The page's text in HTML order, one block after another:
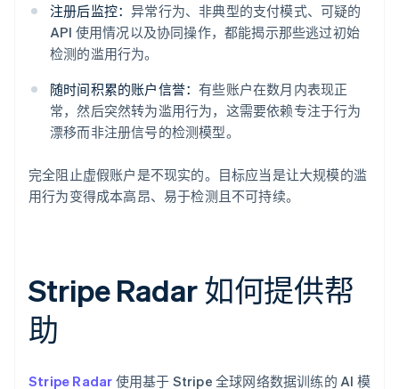
注册后监控：异常行为、非典型的支付模式、可疑的
API 使用情况以及协同操作，都能揭示那些逃过初始
检测的滥用行为。
随时间积累的账户信誉：有些账户在数月内表现正
常，然后突然转为滥用行为，这需要依赖专注于行为
漂移而非注册信号的检测模型。
完全阻止虚假账户是不现实的。目标应当是让大规模的滥
用行为变得成本高昂、易于检测且不可持续。
Stripe Radar 如何提供帮
助
Stripe Radar 使用基于 Stripe 全球网络数据训练的 AI 模